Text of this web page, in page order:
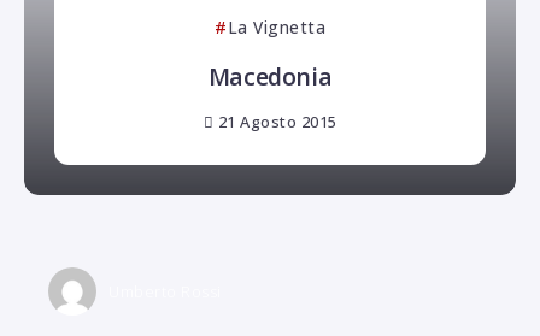
La Vignetta
Macedonia
21 Agosto 2015